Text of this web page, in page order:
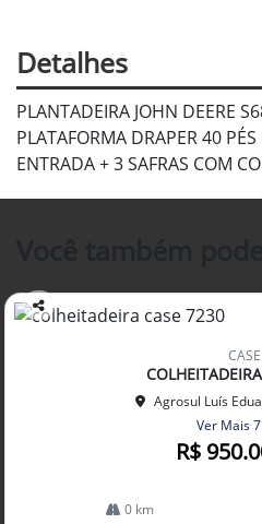
Detalhes
PLANTADEIRA JOHN DEERE
PLATAFORMA DRAPER 40
ENTRADA + 3 SAFRAS COM
Co
CASE
Agrosul Luís
Ver Mais
R$
0 km